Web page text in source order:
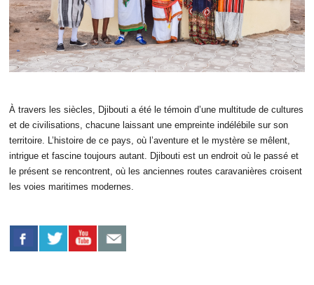
À travers les siècles, Djibouti a été le témoin d’une multitude de cultures
et de civilisations, chacune laissant une empreinte indélébile sur son
territoire. L’histoire de ce pays, où l’aventure et le mystère se mêlent,
intrigue et fascine toujours autant. Djibouti est un endroit où le passé et
le présent se rencontrent, où les anciennes routes caravanières croisent
les voies maritimes modernes.